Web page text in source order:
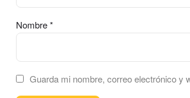
Nombre*
Guarda mi nombre, correo electrónico y